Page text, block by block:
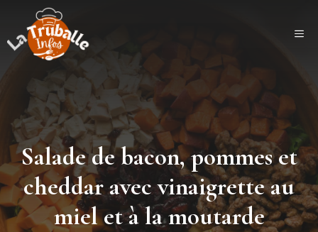
contenu
Salade de bacon, pommes et
cheddar avec vinaigrette au
miel et à la moutarde